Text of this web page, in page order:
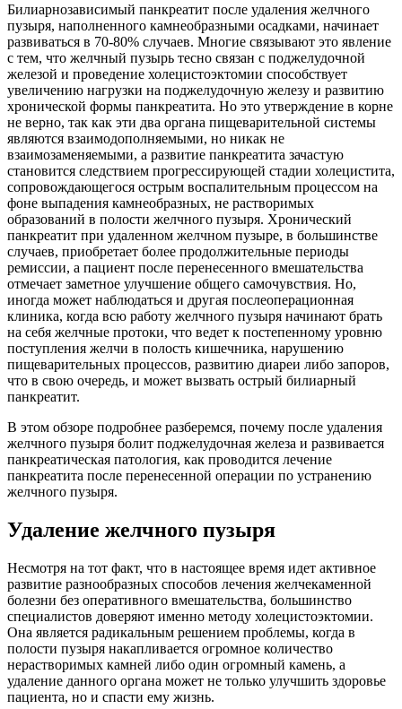
Билиарнозависимый панкреатит после удаления желчного
пузыря, наполненного камнеобразными осадками, начинает
развиваться в 70-80% случаев. Многие связывают это явление
с тем, что желчный пузырь тесно связан с поджелудочной
железой и проведение холецистоэктомии способствует
увеличению нагрузки на поджелудочную железу и развитию
хронической формы панкреатита. Но это утверждение в корне
не верно, так как эти два органа пищеварительной системы
являются взаимодополняемыми, но никак не
взаимозаменяемыми, а развитие панкреатита зачастую
становится следствием прогрессирующей стадии холецистита,
сопровождающегося острым воспалительным процессом на
фоне выпадения камнеобразных, не растворимых
образований в полости желчного пузыря. Хронический
панкреатит при удаленном желчном пузыре, в большинстве
случаев, приобретает более продолжительные периоды
ремиссии, а пациент после перенесенного вмешательства
отмечает заметное улучшение общего самочувствия. Но,
иногда может наблюдаться и другая послеоперационная
клиника, когда всю работу желчного пузыря начинают брать
на себя желчные протоки, что ведет к постепенному уровню
поступления желчи в полость кишечника, нарушению
пищеварительных процессов, развитию диареи либо запоров,
что в свою очередь, и может вызвать острый билиарный
панкреатит.
В этом обзоре подробнее разберемся, почему после удаления
желчного пузыря болит поджелудочная железа и развивается
панкреатическая патология, как проводится лечение
панкреатита после перенесенной операции по устранению
желчного пузыря.
Удаление желчного пузыря
Несмотря на тот факт, что в настоящее время идет активное
развитие разнообразных способов лечения желчекаменной
болезни без оперативного вмешательства, большинство
специалистов доверяют именно методу холецистоэктомии.
Она является радикальным решением проблемы, когда в
полости пузыря накапливается огромное количество
нерастворимых камней либо один огромный камень, а
удаление данного органа может не только улучшить здоровье
пациента, но и спасти ему жизнь.